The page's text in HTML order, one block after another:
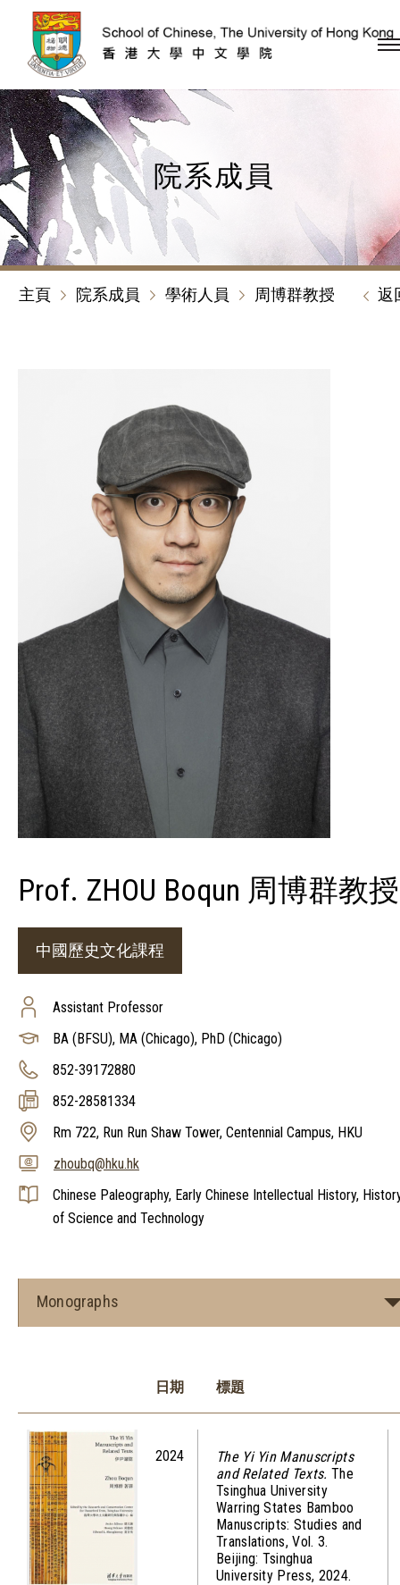
跳到內容（按回車鍵）
院系成員
主頁 院系成員 學術人員 周博群教授 返
Prof. ZHOU Boqun 周博群教授
中國歷史文化課程
Assistant Professor
BA (BFSU), MA (Chicago), PhD (Chicago)
852-39172880
852-28581334
Rm 722, Run Run Shaw Tower, Centennial Campus, HKU
zhoubq@hku.hk
Chinese Paleography, Early Chinese Intellectual History,
of Science and Technology
Monographs
日期 標題
2024
The Yi Yin Manuscripts
and Related Texts. The
Tsinghua University
Warring States Bamboo
Manuscripts: Studies and
Translations, Vol. 3.
Beijing: Tsinghua
University Press, 2024.